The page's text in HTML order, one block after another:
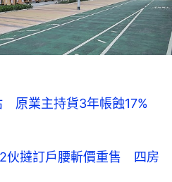
原業主持貨3年帳蝕17%
伙撻訂戶腰斬價重售 四房